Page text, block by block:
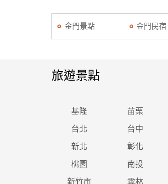
金門景點 金門民宿
旅遊景點
基隆 苗栗
台北 台中
新北 彰化
桃園 南投
新竹市 雲林